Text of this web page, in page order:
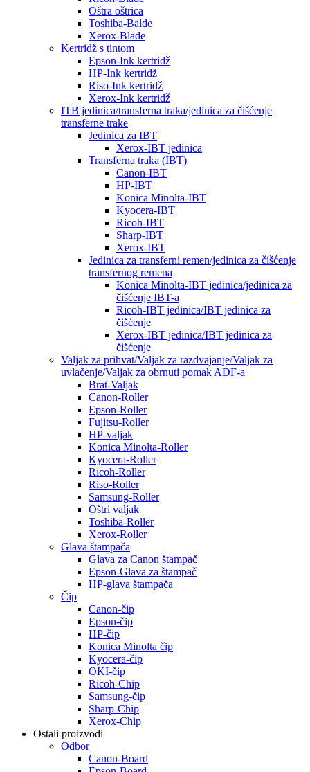
Oštra oštrica
Toshiba-Balde
Xerox-Blade
Kertridž s tintom
Epson-Ink kertridž
HP-Ink kertridž
Riso-Ink kertridž
Xerox-Ink kertridž
ITB jedinica/transferna traka/jedinica za čišćenje
transferne trake
Jedinica za IBT
Xerox-IBT jedinica
Transferna traka (IBT)
Canon-IBT
HP-IBT
Konica Minolta-IBT
Kyocera-IBT
Ricoh-IBT
Sharp-IBT
Xerox-IBT
Jedinica za transferni remen/jedinica za čišćenje
transfernog remena
Konica Minolta-IBT jedinica/jedinica za
čišćenje IBT-a
Ricoh-IBT jedinica/IBT jedinica za
čišćenje
Xerox-IBT jedinica/IBT jedinica za
čišćenje
Valjak za prihvat/Valjak za razdvajanje/Valjak za
uvlačenje/Valjak za obrnuti pomak ADF-a
Brat-Valjak
Canon-Roller
Epson-Roller
Fujitsu-Roller
HP-valjak
Konica Minolta-Roller
Kyocera-Roller
Ricoh-Roller
Riso-Roller
Samsung-Roller
Oštri valjak
Toshiba-Roller
Xerox-Roller
Glava štampača
Glava za Canon štampač
Epson-Glava za štampač
HP-glava štampača
Čip
Canon-čip
Epson-čip
HP-čip
Konica Minolta čip
Kyocera-čip
OKI-čip
Ricoh-Chip
Samsung-čip
Sharp-Chip
Xerox-Chip
Ostali proizvodi
Odbor
Canon-Board